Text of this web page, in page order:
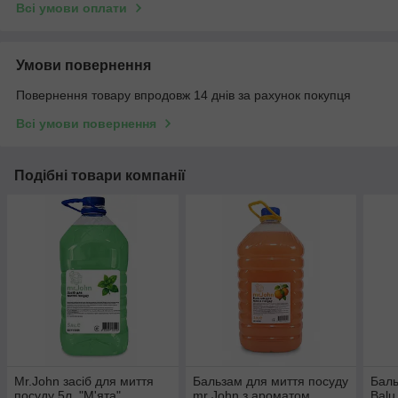
Всі умови оплати
Умови повернення
Повернення товару впродовж 14 днів за рахунок покупця
Всі умови повернення
Подібні товари компанії
Mr.John засіб для миття
Бальзам для миття посуду